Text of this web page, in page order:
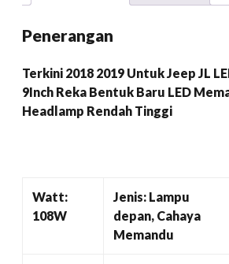
LED
Cahaya
Headlamp
Rendah
Penerangan
Terkini 2018 2019 Untuk Jeep JL
9Inch Reka Bentuk Baru LED
Headlamp Rendah Tinggi
Watt:
108W
Jenis: Lampu
depan, Cahaya
Memandu